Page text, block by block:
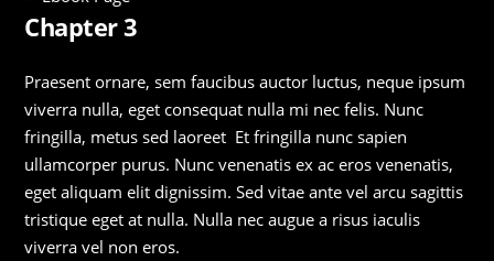
Chapter 3
Praesent ornare, sem faucibus auctor luctus, neque ipsum
viverra nulla, eget consequat nulla mi nec felis. Nunc
fringilla, metus sed laoreet Et fringilla nunc sapien
ullamcorper purus. Nunc venenatis ex ac eros venenatis,
eget aliquam elit dignissim. Sed vitae ante vel arcu sagittis
tristique eget at nulla. Nulla nec augue a risus iaculis
viverra vel non eros.